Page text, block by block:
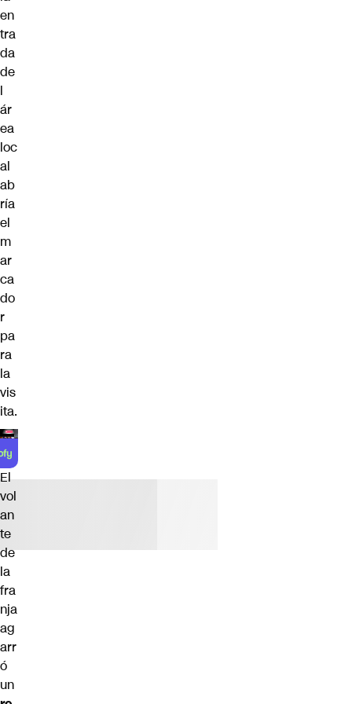
en
tra
da
de
l
ár
ea
loc
al
ab
ría
el
m
ar
ca
do
r
pa
ra
la
vis
ita.
El
vol
an
te
de
la
fra
nja
ag
arr
ó
un